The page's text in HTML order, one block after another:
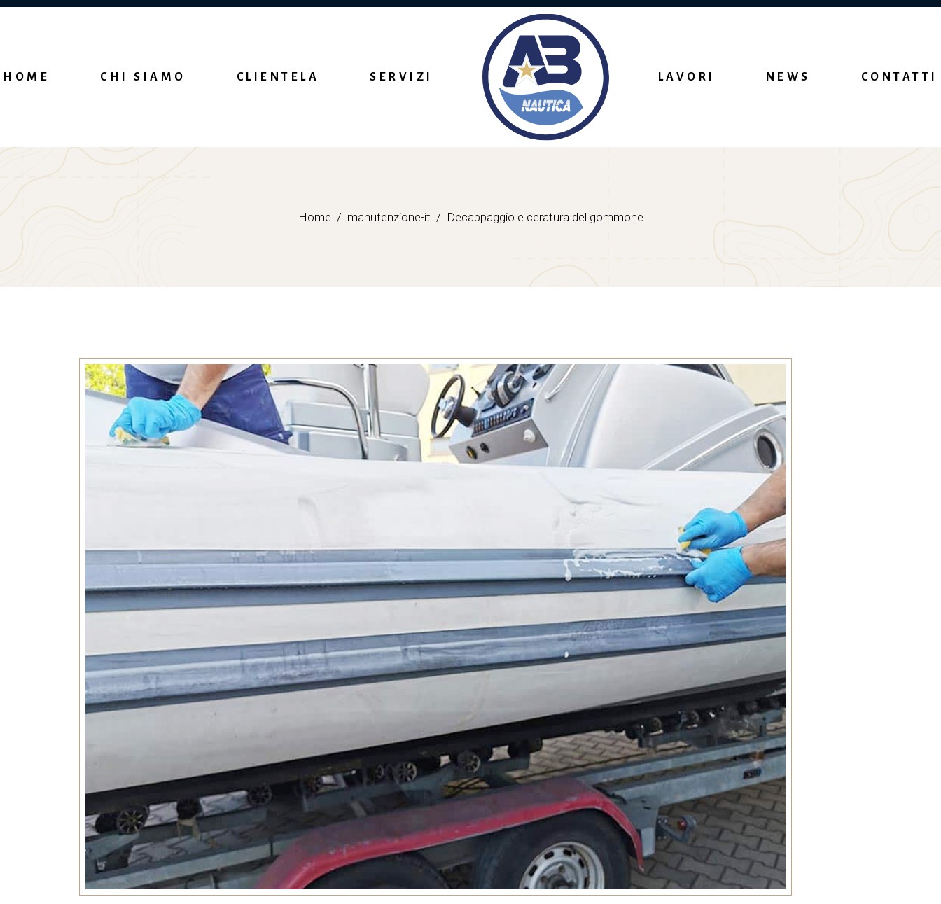
HOME CHI SIAMO CLIENTELA SERVIZI LAVORI NEWS CONTATTI
Home manutenzione-it Decappaggio e ceratura del gommone